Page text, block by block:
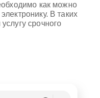
как можно
В таких
срочного